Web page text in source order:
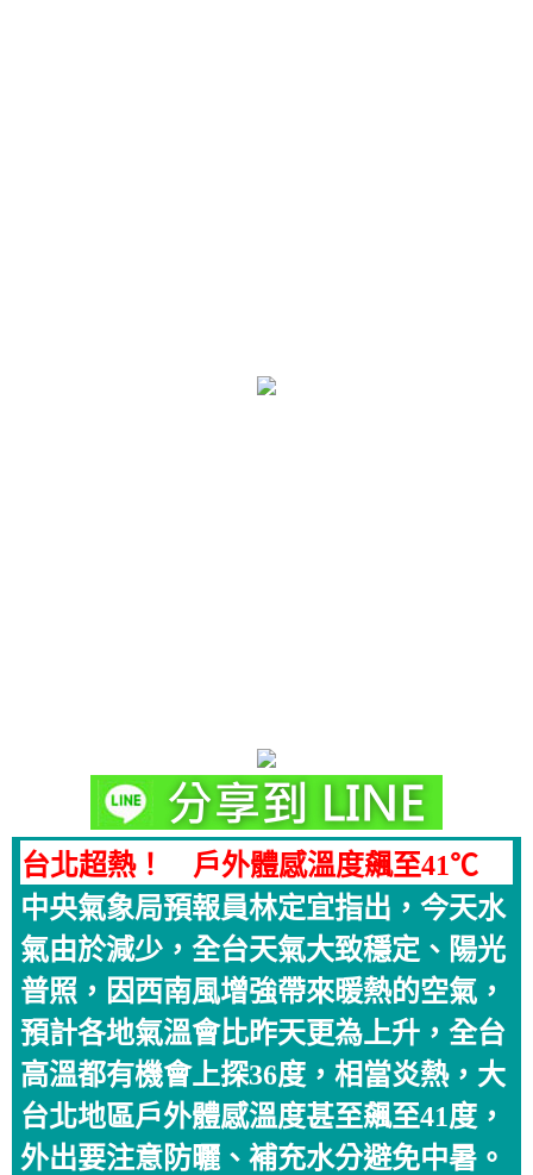
台北超熱！ 戶外體感溫度飆至41℃
中央氣象局預報員林定宜指出，今天水
氣由於減少，全台天氣大致穩定、陽光
普照，因西南風增強帶來暖熱的空氣，
預計各地氣溫會比昨天更為上升，全台
高溫都有機會上探36度，相當炎熱，大
台北地區戶外體感溫度甚至飆至41度，
外出要注意防曬、補充水分避免中暑。